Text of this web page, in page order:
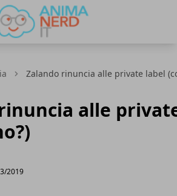
Zalando rinuncia alle private label
alle
2019